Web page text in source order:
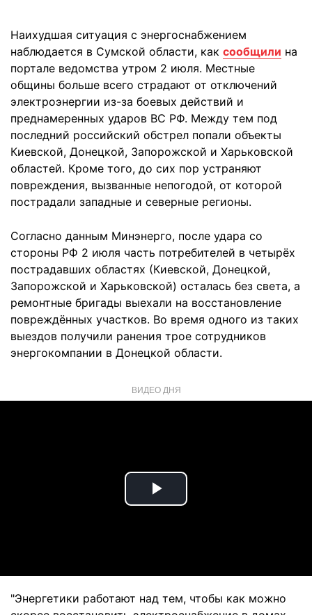
Наихудшая ситуация с энергоснабжением
наблюдается в Сумской области, как сообщили на
портале ведомства утром 2 июля. Местные
общины больше всего страдают от отключений
электроэнергии из-за боевых действий и
преднамеренных ударов ВС РФ. Между тем под
последний российский обстрел попали объекты
Киевской, Донецкой, Запорожской и Харьковской
областей. Кроме того, до сих пор устраняют
повреждения, вызванные непогодой, от которой
пострадали западные и северные регионы.
Согласно данным Минэнерго, после удара со
стороны РФ 2 июля часть потребителей в четырёх
пострадавших областях (Киевской, Донецкой,
Запорожской и Харьковской) осталась без света, а
ремонтные бригады выехали на восстановление
повреждённых участков. Во время одного из таких
выездов получили ранения трое сотрудников
энергокомпании в Донецкой области.
ВИДЕО ДНЯ
Play
"Энергетики работают над тем, чтобы как можно